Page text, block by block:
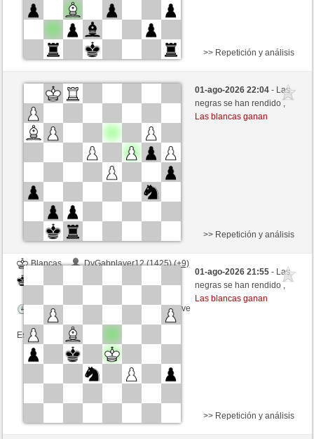
Blancas
tanstein (1244) (+16)
Negras
Tiempo: 9 minutes/side + 9 seconds/move
Esta partida es por puntos
>> Repetición y análisis
01-ago-2026 22:04- Las
negras se han rendido ,
Las blancas ganan
Blancas
DyGabplayer12 (1425) (+9)
Tiempo: 9 minutes/side + 9 seconds/move
Esta partida es por puntos
>> Repetición y análisis
01-ago-2026 21:55- Las
negras se han rendido ,
Las blancas ganan
>> Repetición y análisis